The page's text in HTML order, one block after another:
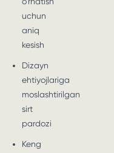
uchun
aniq
kesish
Dizayn
ehtiyojlariga
moslashtirilgan
sirt
pardozi
Keng